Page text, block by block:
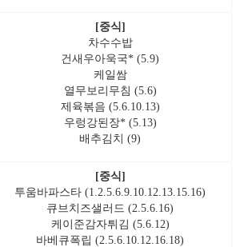
[중식]
차수수밥
건새우아욱국* (5.9)
케일쌈
열무보리무침 (5.6)
제육볶음 (5.6.10.13)
우렁강된장* (5.13)
배추김치 (9)
[중식]
투움바파스타 (1.2.5.6.9.10.12.13.15.16)
큐브치즈샐러드 (2.5.6.16)
케이준감자튀김 (5.6.12)
바베큐폭립 (2.5.6.10.12.16.18)